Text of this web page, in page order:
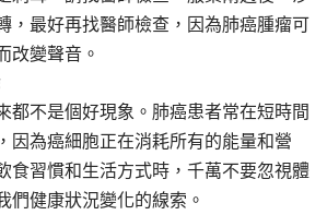
，最好再找醫師檢查，因為肺癌腫瘤可
改變聲音。
都不是個好現象。肺癌患者常在短時間
因為癌細胞正在消耗所有的能量和營
食習慣和生活方式時，千萬不要忽視體
們健康狀況變化的線索。